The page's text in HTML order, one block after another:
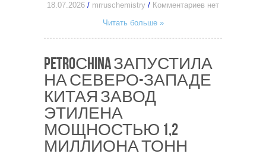
18.07.2026 / mrruschemistry / Комментариев нет
Читать больше »
PETROСHINA ЗАПУСТИЛА
НА СЕВЕРО-ЗАПАДЕ
КИТАЯ ЗАВОД
ЭТИЛЕНА
МОЩНОСТЬЮ 1,2
МИЛЛИОНА ТОНН